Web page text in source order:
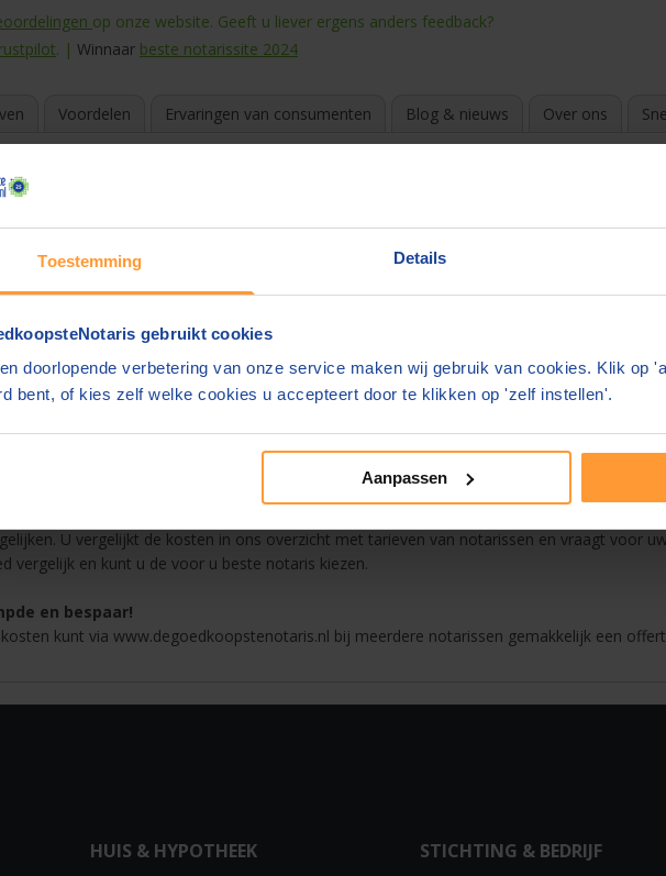
Toestemming Details
gebruikt cookies
doorlopende verbetering van onze service maken wij gebruik van cookies. Klik op
bent, of kies zelf welke cookies u accepteert door te klikken op 'zelf instellen'.
Aanpassen
op onze website. Geeft u liever ergens anders feedback?
. | Winnaar beste notarissite 2024
bij een notaris inLiempde?
u snel en gemakkelijk de beste en goedkoopste notaris. Door te vergelijken en gratis
op en ontvang deze in uw mail.
op
in Liempde in ons overzicht
in de buurt van Liempde
in Liempde voor Testament
in Liempde?
betaalt u notariskosten. De notaris mag zelf zijn tarieven bepalen. Deze kunnen enorm
U vergelijkt de kosten in ons overzicht met tarieven van notarissen en vraagt voor
vergelijk en kunt u de voor u beste notaris kiezen.
en bespaar!
kunt via www.degoedkoopstenotaris.nl bij meerdere notarissen gemakkelijk een
Voordelen Ervaringen van consumenten Blog & nieuws Over ons
HUIS & HYPOTHEEK
STICHTING & BEDRIJF